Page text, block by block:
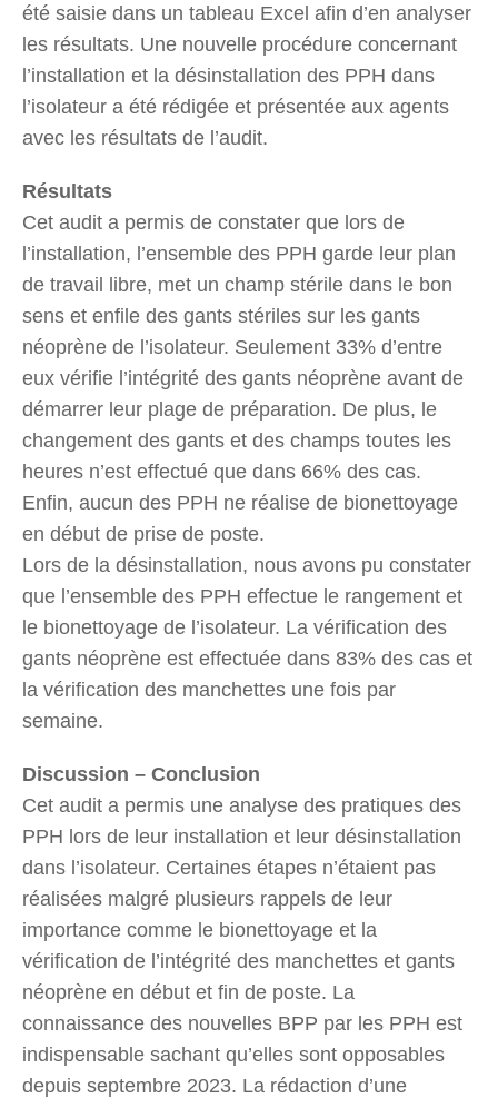
été saisie dans un tableau Excel afin d’en analyser
les résultats. Une nouvelle procédure concernant
l’installation et la désinstallation des PPH dans
l’isolateur a été rédigée et présentée aux agents
avec les résultats de l’audit.
Résultats
Cet audit a permis de constater que lors de
l’installation, l’ensemble des PPH garde leur plan
de travail libre, met un champ stérile dans le bon
sens et enfile des gants stériles sur les gants
néoprène de l’isolateur. Seulement 33% d’entre
eux vérifie l’intégrité des gants néoprène avant de
démarrer leur plage de préparation. De plus, le
changement des gants et des champs toutes les
heures n’est effectué que dans 66% des cas.
Enfin, aucun des PPH ne réalise de bionettoyage
en début de prise de poste.
Lors de la désinstallation, nous avons pu constater
que l’ensemble des PPH effectue le rangement et
le bionettoyage de l’isolateur. La vérification des
gants néoprène est effectuée dans 83% des cas et
la vérification des manchettes une fois par
semaine.
Discussion – Conclusion
Cet audit a permis une analyse des pratiques des
PPH lors de leur installation et leur désinstallation
dans l’isolateur. Certaines étapes n’étaient pas
réalisées malgré plusieurs rappels de leur
importance comme le bionettoyage et la
vérification de l’intégrité des manchettes et gants
néoprène en début et fin de poste. La
connaissance des nouvelles BPP par les PPH est
indispensable sachant qu’elles sont opposables
depuis septembre 2023. La rédaction d’une